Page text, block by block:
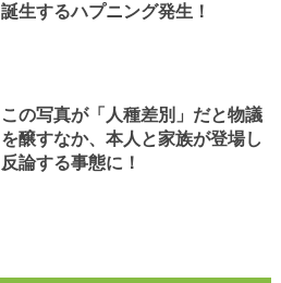
誕生するハプニング発生！
この写真が「人種差別」だと物議
を醸すなか、本人と家族が登場し
反論する事態に！